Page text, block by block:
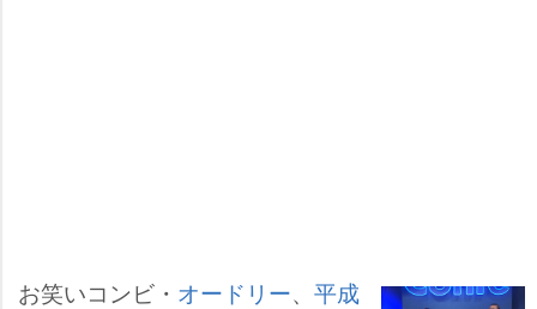
お笑いコンビ・ オードリー、 平成